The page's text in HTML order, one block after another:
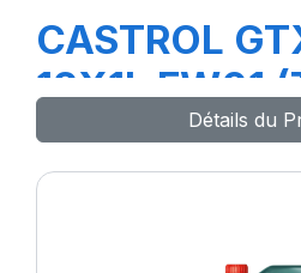
CASTROL
12X1L FW01
Détails du